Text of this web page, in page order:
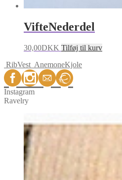
VifteNederdel
30,00DKK Tilføj til kurv
RibVest AnemoneKjole
Instagram
Ravelry